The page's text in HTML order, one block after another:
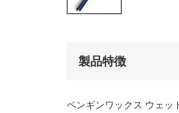
製品特徴
ペンギンワックス ウェッ